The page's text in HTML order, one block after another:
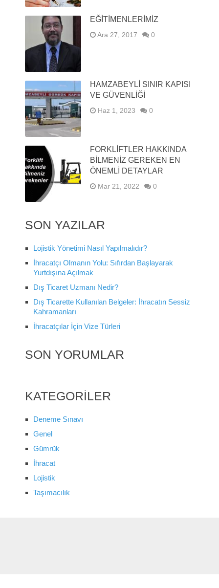
EĞİTİMENLERİMİZ
Ara 27, 2017 0
HAMZABEYLI SINIR KAPISI
VE GÜVENLIĞI
Haz 1, 2023 0
FORKLIFTLER HAKKINDA
BILMENIZ GEREKEN EN
ÖNEMLI DETAYLAR
Mar 21, 2022 0
SON YAZILAR
Lojistik Yönetimi Nasıl Yapılmalıdır?
İhracatçı Olmanın Yolu: Sıfırdan Başlayarak
Yurtdışına Açılmak
Dış Ticaret Uzmanı Nedir?
Dış Ticarette Kullanılan Belgeler: İhracatın Sessiz
Kahramanları
İhracatçılar İçin Vize Türleri
SON YORUMLAR
KATEGORILER
Deneme Sınavı
Genel
Gümrük
İhracat
Lojistik
Taşımacılık